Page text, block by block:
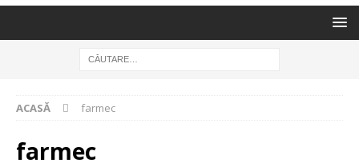
ACASĂ farmec
farmec